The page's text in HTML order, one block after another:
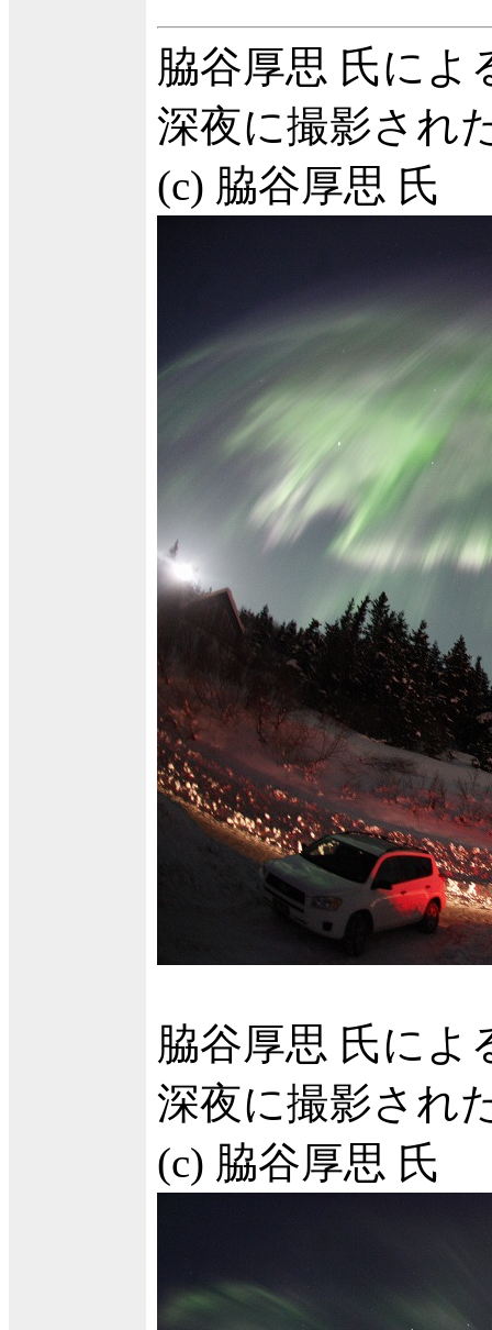
脇谷厚思 氏によ
深夜に撮影され
(c) 脇谷厚思 氏
脇谷厚思 氏によ
深夜に撮影され
(c) 脇谷厚思 氏